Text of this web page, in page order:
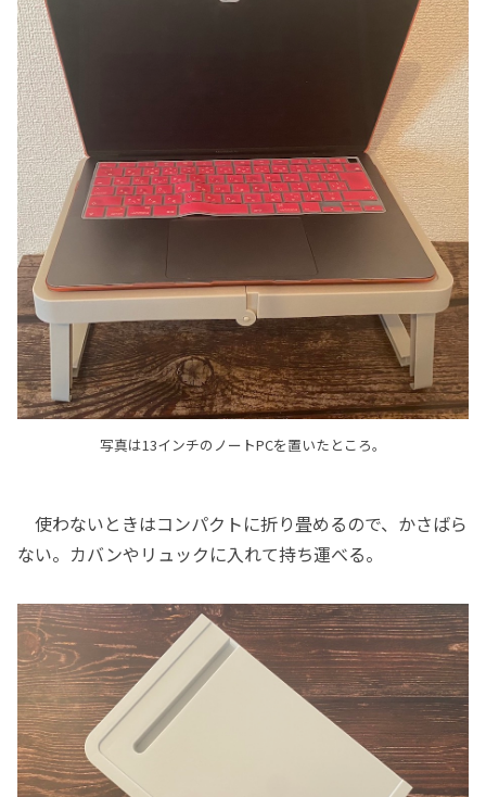
写真は13インチのノートPCを置いたところ。
使わないときはコンパクトに折り畳めるので、かさばら
ない。カバンやリュックに入れて持ち運べる。